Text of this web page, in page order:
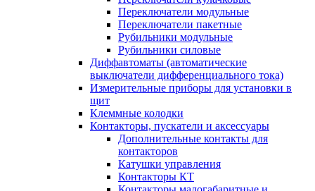
Переключатели модульные
Переключатели пакетные
Рубильники модульные
Рубильники силовые
Диффавтоматы (автоматические
выключатели дифференциального тока)
Измерительные приборы для установки в
щит
Клеммные колодки
Контакторы, пускатели и аксессуары
Дополнительные контакты для
контакторов
Катушки управления
Контакторы КТ